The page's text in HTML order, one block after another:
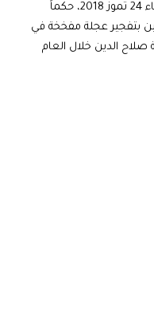
أصدرت محكمة جنايات صلاح الدين، الثلاثاء 24 تموز 2018، حكماً
بتفجير عجلة مفخخة في
الدين خلال العام